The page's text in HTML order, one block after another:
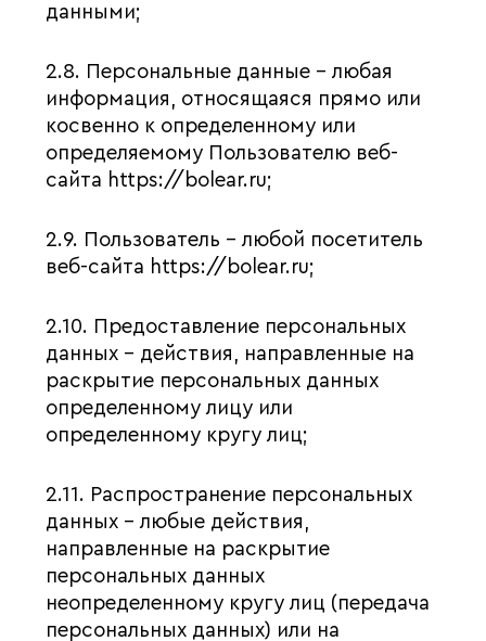
данными;
2.8. Персональные данные – любая
информация, относящаяся прямо или
косвенно к определенному или
определяемому Пользователю веб-
сайта https://bolear.ru;
2.9. Пользователь – любой посетитель
веб-сайта https://bolear.ru;
2.10. Предоставление персональных
данных – действия, направленные на
раскрытие персональных данных
определенному лицу или
определенному кругу лиц;
2.11. Распространение персональных
данных – любые действия,
направленные на раскрытие
персональных данных
неопределенному кругу лиц (передача
персональных данных) или на